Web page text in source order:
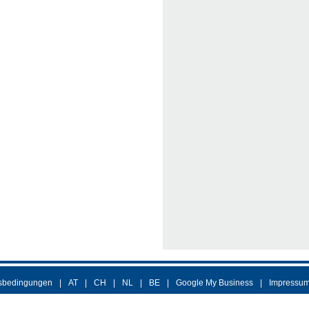
AT CH NL BE Google My Business